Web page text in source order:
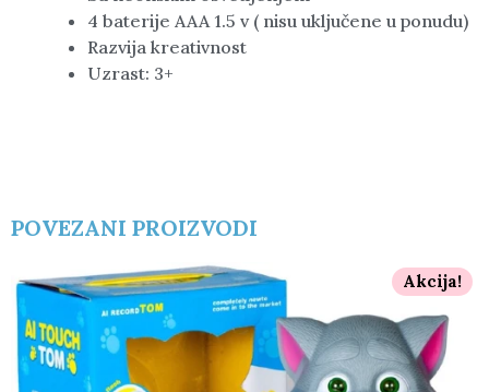
4 baterije AAA 1.5 v ( nisu uključene u ponudu)
Razvija kreativnost
Uzrast: 3+
POVEZANI PROIZVODI
Akcija!